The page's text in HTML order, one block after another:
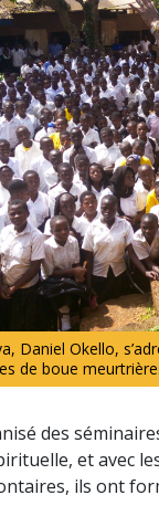
Daniel Okello,
de boue
des
et avec
ils ont